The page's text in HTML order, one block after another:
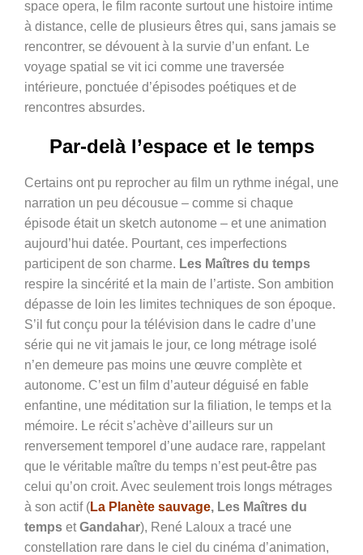
space opera, le film raconte surtout une histoire intime
à distance, celle de plusieurs êtres qui, sans jamais se
rencontrer, se dévouent à la survie d’un enfant. Le
voyage spatial se vit ici comme une traversée
intérieure, ponctuée d’épisodes poétiques et de
rencontres absurdes.
Par-delà l’espace et le temps
Certains ont pu reprocher au film un rythme inégal, une
narration un peu décousue – comme si chaque
épisode était un sketch autonome – et une animation
aujourd’hui datée. Pourtant, ces imperfections
participent de son charme. Les Maîtres du temps
respire la sincérité et la main de l’artiste. Son ambition
dépasse de loin les limites techniques de son époque.
S’il fut conçu pour la télévision dans le cadre d’une
série qui ne vit jamais le jour, ce long métrage isolé
n’en demeure pas moins une œuvre complète et
autonome. C’est un film d’auteur déguisé en fable
enfantine, une méditation sur la filiation, le temps et la
mémoire. Le récit s’achève d’ailleurs sur un
renversement temporel d’une audace rare, rappelant
que le véritable maître du temps n’est peut-être pas
celui qu’on croit. Avec seulement trois longs métrages
à son actif (La Planète sauvage, Les Maîtres du
temps etGandahar), René Laloux a tracé une
constellation rare dans le ciel du cinéma d’animation,